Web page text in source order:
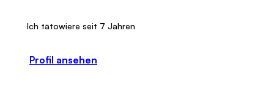
Ich tätowiere seit 7 Jahren
Profil ansehen